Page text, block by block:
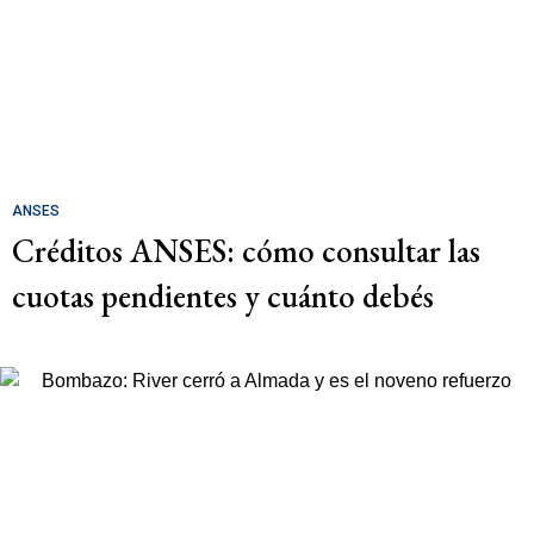
ANSES
Créditos ANSES: cómo consultar las
cuotas pendientes y cuánto debés